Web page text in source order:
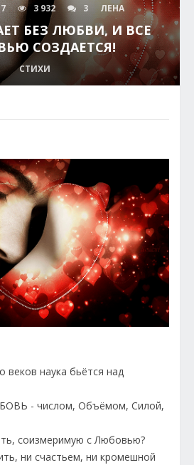
3 932 3 ЛЕНА
БЕЗ ЛЮБВИ, И ВСЕ
СОЗДАЕТСЯ!
СТИХИ
веков наука бьётся над
- числом, Объёмом, Силой,
соизмеримую с Любовью?
ни счастьем, ни кромешной